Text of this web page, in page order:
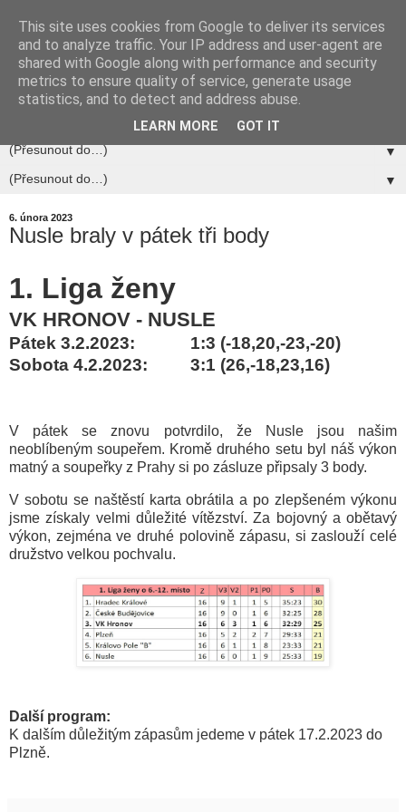
▼
▼
6. února 2023
Nusle braly v pátek tři body
1. Liga ženy
VK HRONOV - NUSLE
Pátek 3.2.2023:
1:3 (-18,20,-23,-20)
Sobota 4.2.2023:
3:1 (26,-18,23,16)
V pátek se znovu potvrdilo, že Nusle jsou našim
neoblíbeným soupeřem. Kromě druhého setu byl náš výkon
matný a soupeřky z Prahy si po zásluze připsaly 3 body.
V sobotu se naštěstí karta obrátila a po zlepšeném výkonu
jsme získaly velmi důležité vítězství. Za bojovný a obětavý
výkon, zejména ve druhé polovině zápasu, si zaslouží celé
družstvo velkou pochvalu.
Další program:
K dalším důležitým zápasům jedeme v pátek 17.2.2023 do
Plzně.
This site uses cookies from Google to deliver its services
and to analyze traffic. Your IP address and user-agent are
shared with Google along with performance and security
metrics to ensure quality of service, generate usage
statistics, and to detect and address abuse.
LEARN MORE GOT IT